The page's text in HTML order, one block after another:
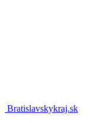
Bratislavskykraj.sk